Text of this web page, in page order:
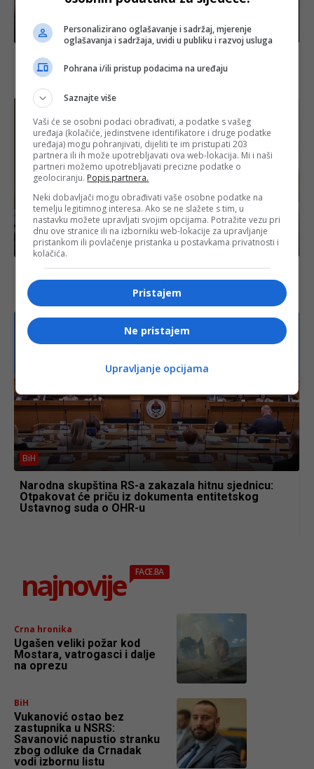
BiH
Vukanović ostao bez zastupnika u NSRS: Savanović
napustio stranku zbog odluke da Crnadak vodi
izbornu listu
BiH
Nova sjednica Upravnog odbora UIO: Na dnevnom
redu nema GP Gradiška, a glavna tema bit će povrat
PDV-a na stan
BiH
Narodna skupština RS-a zakazala hitnu sjednicu:
Otpakovat će priču iz dokumenta entitetskog
Ustavnog suda o OHR-u
najnovije FACE.BA
Crna hronika
Ugašen veliki požar kod
Mostara, vatrogasci i dalje
na oprezu
BiH
Vukanović ostao bez
zastupnika u NSRS:
Savanović napustio stranku
zbog odluke da Crnadak
vodi izbornu listu
Personalizirano oglašavanje i sadržaj, mjerenje
oglašavanja i sadržaja, uvidi u publiku i razvoj usluga
Pohrana i/ili pristup podacima na uređaju
Saznajte više
Vaši će se osobni podaci obrađivati, a podatke s vašeg
uređaja (kolačiće, jedinstvene identifikatore i druge podatke
uređaja) mogu pohranjivati, dijeliti te im pristupati 203
partnera ili ih može upotrebljavati ova web-lokacija. Mi i naši
partneri možemo upotrebljavati precizne podatke o
geolociranju. Popis partnera.
Neki dobavljači mogu obrađivati vaše osobne podatke na
temelju legitimnog interesa. Ako se ne slažete s tim, u
nastavku možete upravljati svojim opcijama. Potražite vezu pri
dnu ove stranice ili na izborniku web-lokacije za upravljanje
pristankom ili povlačenje pristanka u postavkama privatnosti i
kolačića.
Pristajem
Ne pristajem
Upravljanje opcijama